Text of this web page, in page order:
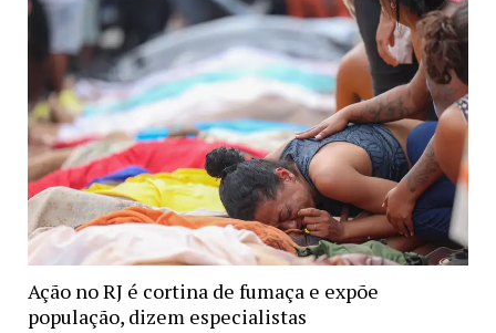
Ação no RJ é cortina de fumaça e expõe
população, dizem especialistas